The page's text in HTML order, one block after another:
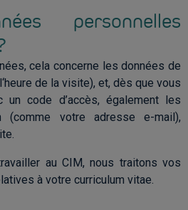
personnelles
cela concerne les données de
de la visite), et, dès que vous
code d’accès, également les
(comme votre adresse e-mail),
au CIM, nous traitons vos
à votre curriculum vitae.